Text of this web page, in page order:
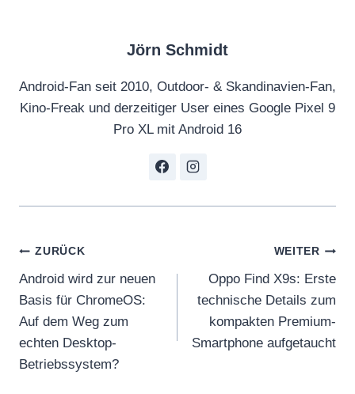
Jörn Schmidt
Android-Fan seit 2010, Outdoor- & Skandinavien-Fan,
Kino-Freak und derzeitiger User eines Google Pixel 9
Pro XL mit Android 16
Beitragsnavigation
ZURÜCK
Android wird zur neuen
Basis für ChromeOS:
Auf dem Weg zum
echten Desktop-
Betriebssystem?
WEITER
Oppo Find X9s: Erste
technische Details zum
kompakten Premium-
Smartphone aufgetaucht